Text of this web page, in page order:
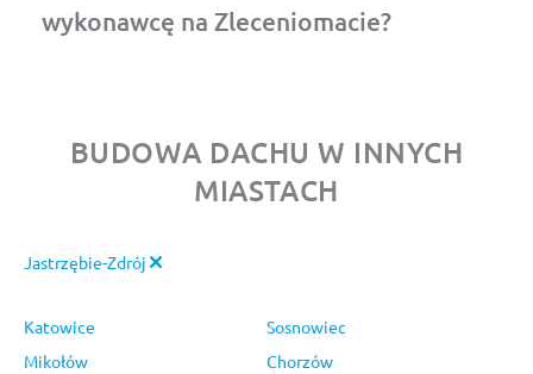
wykonawcę na Zleceniomacie?
BUDOWA DACHU W INNYCH
MIASTACH
Jastrzębie-Zdrój
Katowice
Sosnowiec
Mikołów
Chorzów